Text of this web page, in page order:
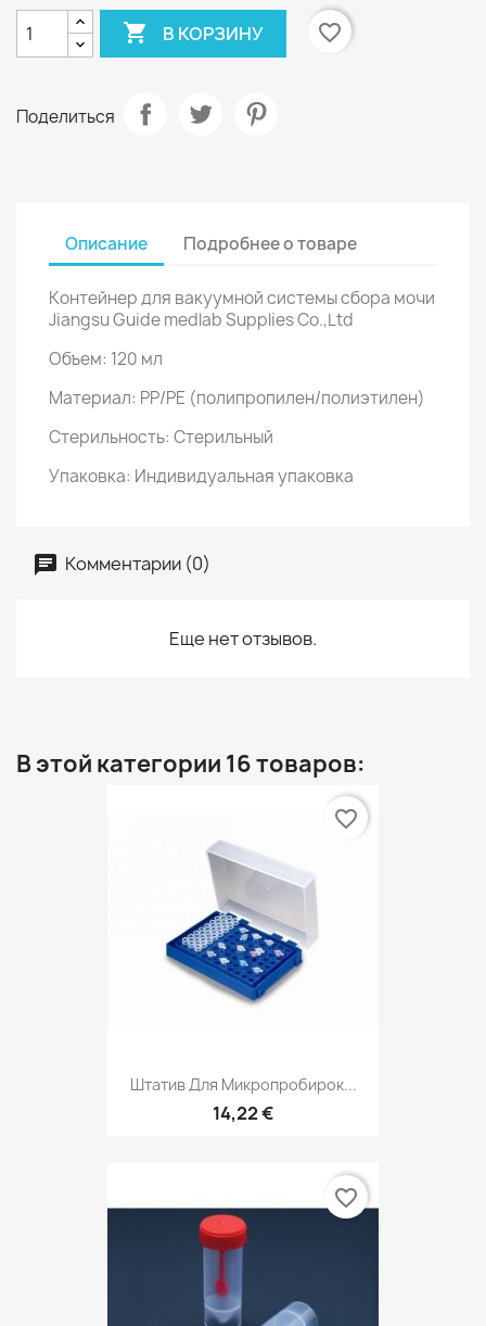
 В КОРЗИНУ favorite_border
Поделиться
Описание Подробнее о товаре
Контейнер для вакуумной системы сбора мочи
Jiangsu Guide medlab Supplies Co.,Ltd
Объем: 120 мл
Материал: PP/PE (полипропилен/полиэтилен)
Стерильность: Стерильный
Упаковка: Индивидуальная упаковка
Комментарии (0)
Еще нет отзывов.
В этой категории 16 товаров:
Штатив Для Микропробирок...
14,22 €
favorite_border
favorite_border